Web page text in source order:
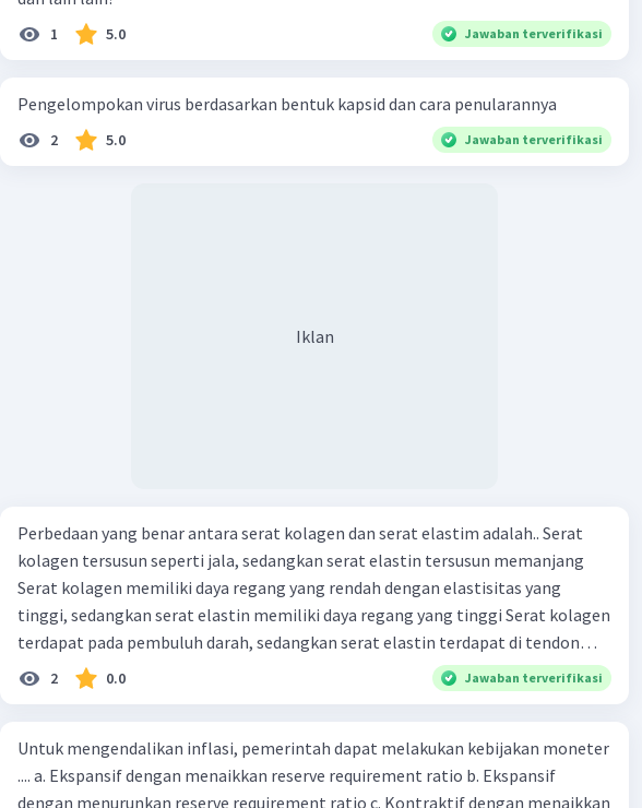
1 5.0 Jawaban terverifikasi
Pengelompokan virus berdasarkan bentuk kapsid dan cara penularannya
2 5.0 Jawaban terverifikasi
Iklan
Perbedaan yang benar antara serat kolagen dan serat elastim adalah.. Serat
kolagen tersusun seperti jala, sedangkan serat elastin tersusun memanjang
Serat kolagen memiliki daya regang yang rendah dengan elastisitas yang
tinggi, sedangkan serat elastin memiliki daya regang yang tinggi Serat kolagen
terdapat pada pembuluh darah, sedangkan serat elastin terdapat di tendon
Serat kolagen memiliki daya regang yang tinggi dengan elastisitas yang
rendah, sedangkan serat elastin memiliki elastisitas yang tinggi Serat kolagen
memanjang atau sedikit bergelombang Tolong sertai perbedaan diantara
keduanya
2 0.0 Jawaban terverifikasi
Untuk mengendalikan inflasi, pemerintah dapat melakukan kebijakan moneter
.... a. Ekspansif dengan menaikkan reserve requirement ratio b. Ekspansif
dengan menurunkan reserve requirement ratio c. Kontraktif dengan menaikkan